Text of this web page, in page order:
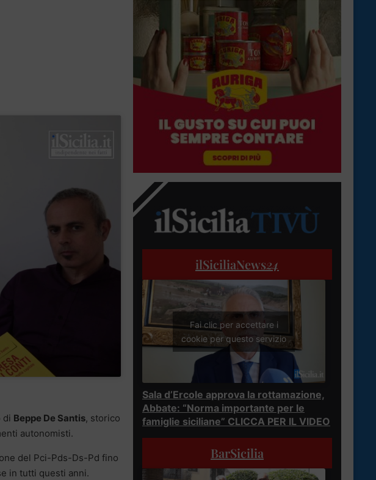
di Beppe De Santis, storico
autonomisti.
del Pci-Pds-Ds-Pd fino
in tutti questi anni.
ilSiciliaNews24
Fai clic per accettare i
cookie per questo servizio
Sala d’Ercole approva la rottamazione,
Abbate: “Norma importante per le
famiglie siciliane” CLICCA PER IL VIDEO
BarSicilia